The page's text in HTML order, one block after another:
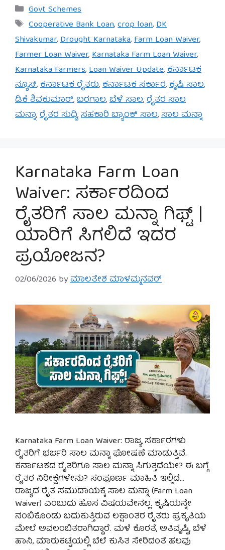
Categories
Govt Schemes
Tags
Cooperative Bank Loan,crop loan,DK
Shivakumar,Drought Karnataka,Farm Loan Waiver,
Farmer Loan Waiver,Karnataka Farm Loan Waiver,
Karnataka Farmers,Loan Waiver Update,ಕರ್ನಾಟಕ
ನ್ಯೂಸ್,ಕರ್ನಾಟಕ ರೈತರು,ಕರ್ನಾಟಕ ಸರ್ಕಾರ,ಕೃಷಿ ಸಾಲ,
ಡಿಕೆ ಶಿವಕುಮಾರ್,ಬರಗಾಲ,ಬೆಳೆ ಸಾಲ,ರೈತರ ಸಾಲ
ಮನ್ನಾ,ರೈತರ ಸುದ್ದಿ,ಸಹಕಾರಿ ಬ್ಯಾಂಕ್ ಸಾಲ,ಸಾಲ ಮನ್ನಾ
Karnataka Farm Loan
Waiver: ಸರ್ಕಾರದಿಂದ
ರೈತರಿಗೆ ಸಾಲ ಮನ್ನಾ ಗಿಫ್ಟ್ |
ಯಾರಿಗೆ ಸಿಗಲಿದೆ ಇದರ
ಪ್ರಯೋಜನ?
02/06/2026 byಮಾಲತೇಶ ಮಾಳಮ್ಮನವರ್
Karnataka Farm Loan Waiver: ರಾಜ್ಯ ಸರ್ಕಾರಗಳು
ರೈತರಿಗೆ ಭರ್ಜರಿ ಸಾಲ ಮನ್ನಾ ಘೋಷಣೆ ಮಾಡುತ್ತಿವೆ.
ಕರ್ನಾಟಕದ ರೈತರಿಗೂ ಸಾಲ ಮನ್ನಾ ಸಿಗುತ್ತದೆಯೇ? ಈ ಬಗ್ಗೆ
ರೈತರ ನಿರೀಕ್ಷೆಗಳೇನು? ಸಂಪೂರ್ಣ ಮಾಹಿತಿ ಇಲ್ಲಿದೆ…
ರಾಜ್ಯದ ರೈತ ಸಮುದಾಯಕ್ಕೆ ಸಾಲ ಮನ್ನಾ (Farm Loan
Waiver) ಎಂಬುದು ಹೊಸ ವಿಷಯವೇನಲ್ಲ. ಕೃಷಿಯನ್ನೇ
ನಂಬಿಕೊಂಡು ಬದುಕುತ್ತಿರುವ ಲಕ್ಷಾಂತರ ರೈತರು ಪ್ರಕೃತಿಯ
ಮೇಲೆ ಅವಲಂಬಿತರಾಗಿದ್ದಾರೆ. ಮಳೆ ಕೊರತೆ, ಅತಿವೃಷ್ಟಿ, ಬೆಳೆ
ಹಾನಿ, ಮಾರುಕಟ್ಟೆಯಲ್ಲಿ ಬೆಲೆ ಕುಸಿತ ಸೇರಿದಂತೆ ಹಲವು